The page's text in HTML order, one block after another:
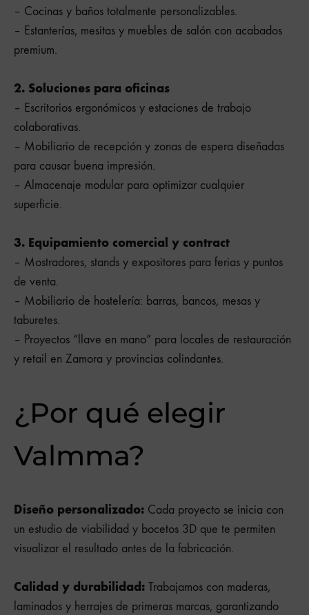
– Cocinas y baños totalmente personalizables.
– Estanterías, mesitas y muebles de salón con acabados
premium.
2. Soluciones para oficinas
– Escritorios ergonómicos y estaciones de trabajo
colaborativas.
– Mobiliario de recepción y zonas de espera diseñadas
para causar buena impresión.
– Almacenaje modular para optimizar cualquier
superficie.
3. Equipamiento comercial y contract
– Mostradores, stands y expositores para ferias y puntos
de venta.
– Mobiliario de hostelería: barras, bancos, mesas y
taburetes.
– Proyectos “llave en mano” para locales de restauración
y retail en Zamora y provincias colindantes.
¿Por qué elegir
Valmma?
Diseño personalizado: Cada proyecto se inicia con
un estudio de viabilidad y bocetos 3D que te permiten
visualizar el resultado antes de la fabricación.
Calidad y durabilidad: Trabajamos con maderas,
laminados y herrajes de primeras marcas, garantizando